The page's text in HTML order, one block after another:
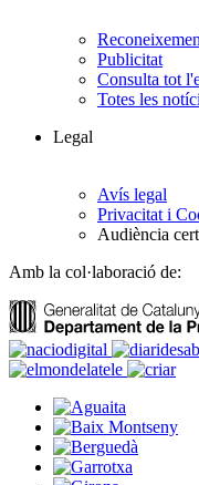
Publicitat
Consulta tot
Totes les
Legal
Avís legal
Privacitat i
Audiència
Amb la col·laboració de: